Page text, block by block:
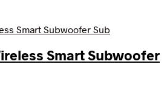
Smart Subwoofer